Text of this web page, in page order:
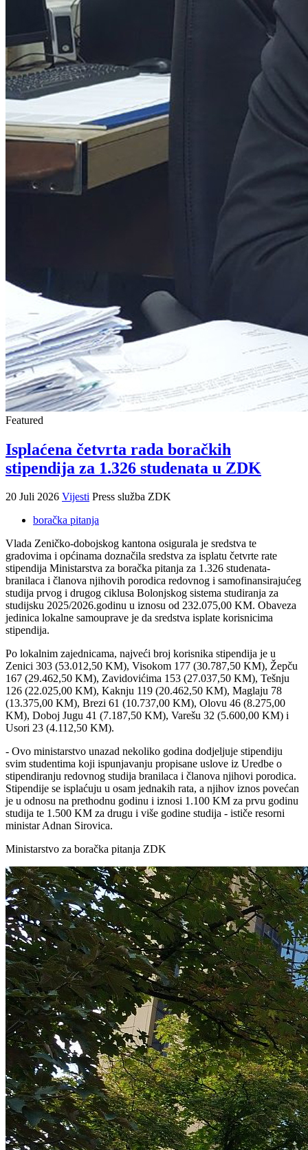
Featured
Isplaćena četvrta rada boračkih
stipendija za 1.326 studenata u ZDK
20 Juli 2026 Vijesti Press služba ZDK
boračka pitanja
Vlada Zeničko-dobojskog kantona osigurala je sredstva te
gradovima i općinama doznačila sredstva za isplatu četvrte rate
stipendija Ministarstva za boračka pitanja za 1.326 studenata-
branilaca i članova njihovih porodica redovnog i samofinansirajućeg
studija prvog i drugog ciklusa Bolonjskog sistema studiranja za
studijsku 2025/2026.godinu u iznosu od 232.075,00 KM. Obaveza
jedinica lokalne samouprave je da sredstva isplate korisnicima
stipendija.
Po lokalnim zajednicama, najveći broj korisnika stipendija je u
Zenici 303 (53.012,50 KM), Visokom 177 (30.787,50 KM), Žepču
167 (29.462,50 KM), Zavidovićima 153 (27.037,50 KM), Tešnju
126 (22.025,00 KM), Kaknju 119 (20.462,50 KM), Maglaju 78
(13.375,00 KM), Brezi 61 (10.737,00 KM), Olovu 46 (8.275,00
KM), Doboj Jugu 41 (7.187,50 KM), Varešu 32 (5.600,00 KM) i
Usori 23 (4.112,50 KM).
- Ovo ministarstvo unazad nekoliko godina dodjeljuje stipendiju
svim studentima koji ispunjavanju propisane uslove iz Uredbe o
stipendiranju redovnog studija branilaca i članova njihovi porodica.
Stipendije se isplaćuju u osam jednakih rata, a njihov iznos povećan
je u odnosu na prethodnu godinu i iznosi 1.100 KM za prvu godinu
studija te 1.500 KM za drugu i više godine studija - ističe resorni
ministar Adnan Sirovica.
Ministarstvo za boračka pitanja ZDK